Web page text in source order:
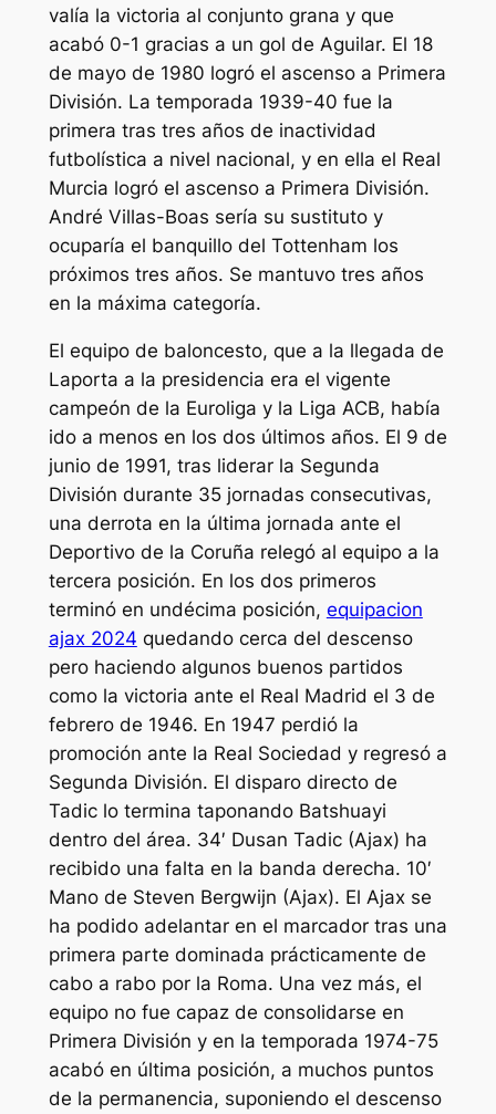
valía la victoria al conjunto grana y que
acabó 0-1 gracias a un gol de Aguilar. El 18
de mayo de 1980 logró el ascenso a Primera
División. La temporada 1939-40 fue la
primera tras tres años de inactividad
futbolística a nivel nacional, y en ella el Real
Murcia logró el ascenso a Primera División.
André Villas-Boas sería su sustituto y
ocuparía el banquillo del Tottenham los
próximos tres años. Se mantuvo tres años
en la máxima categoría.
El equipo de baloncesto, que a la llegada de
Laporta a la presidencia era el vigente
campeón de la Euroliga y la Liga ACB, había
ido a menos en los dos últimos años. El 9 de
junio de 1991, tras liderar la Segunda
División durante 35 jornadas consecutivas,
una derrota en la última jornada ante el
Deportivo de la Coruña relegó al equipo a la
tercera posición. En los dos primeros
terminó en undécima posición, equipacion
ajax 2024 quedando cerca del descenso
pero haciendo algunos buenos partidos
como la victoria ante el Real Madrid el 3 de
febrero de 1946. En 1947 perdió la
promoción ante la Real Sociedad y regresó a
Segunda División. El disparo directo de
Tadic lo termina taponando Batshuayi
dentro del área. 34′ Dusan Tadic (Ajax) ha
recibido una falta en la banda derecha. 10′
Mano de Steven Bergwijn (Ajax). El Ajax se
ha podido adelantar en el marcador tras una
primera parte dominada prácticamente de
cabo a rabo por la Roma. Una vez más, el
equipo no fue capaz de consolidarse en
Primera División y en la temporada 1974-75
acabó en última posición, a muchos puntos
de la permanencia, suponiendo el descenso